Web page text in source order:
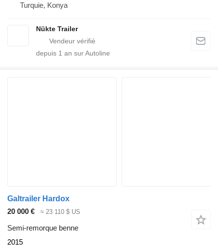
Turquie, Konya
Nükte Trailer
depuis 1 an sur Autoline
Galtrailer Hardox
20 000 €
≈ 23 110 $ US
Semi-remorque benne
2015